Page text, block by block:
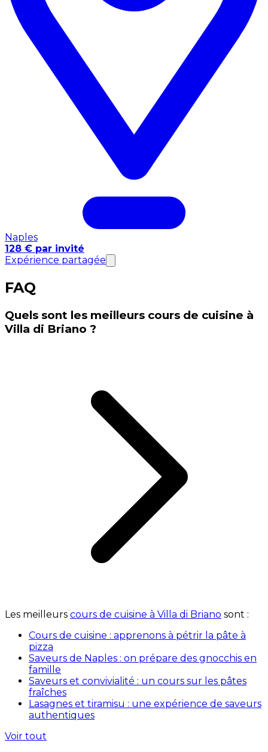
Naples
128 € par invité
Expérience partagée
FAQ
Quels sont les meilleurs cours de cuisine à
Villa di Briano ?
Les meilleurs cours de cuisine à Villa di Briano sont :
Cours de cuisine : apprenons à pétrir la pâte à
pizza
Saveurs de Naples : on prépare des gnocchis en
famille
Saveurs et convivialité : un cours sur les pâtes
fraîches
Lasagnes et tiramisu : une expérience de saveurs
authentiques
Voir tout